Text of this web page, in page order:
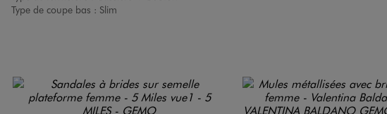
Type de coupe bas : Slim